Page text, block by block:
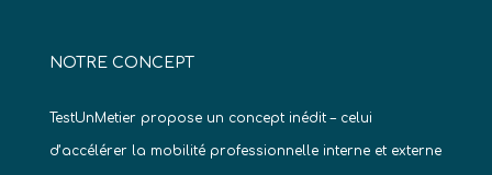
NOTRE CONCEPT
TestUnMetier propose un concept inédit – celui
d’accélérer la mobilité professionnelle interne et externe